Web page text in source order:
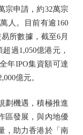
宗申請，約32萬宗
人。目前有逾160
所數據，截至6月
過1,050億港元，
年IPO集資額可達
億元。
機遇，積極推進
區發展，與內地優
，助力香港於「南